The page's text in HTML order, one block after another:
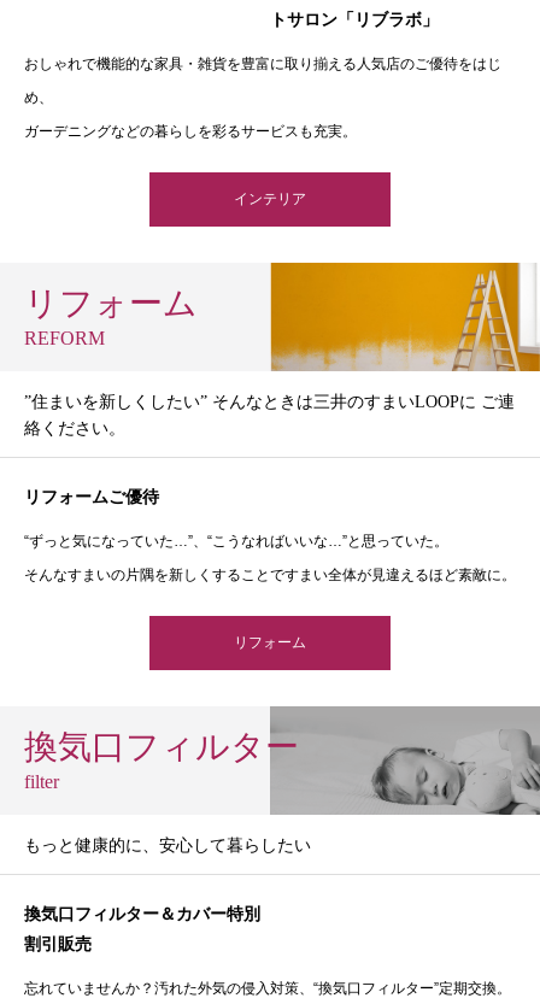
トサロン「リブラボ」
おしゃれで機能的な家具・雑貨を豊富に取り揃える人気店のご優待をはじ
め、
ガーデニングなどの暮らしを彩るサービスも充実。
インテリア
リフォーム
REFORM
”住まいを新しくしたい” そんなときは三井のすまいLOOPに ご連
絡ください。
リフォームご優待
“ずっと気になっていた…”、“こうなればいいな…”と思っていた。
そんなすまいの片隅を新しくすることですまい全体が見違えるほど素敵に。
リフォーム
換気口フィルター
filter
もっと健康的に、安心して暮らしたい
換気口フィルター＆カバー特別
割引販売
忘れていませんか？汚れた外気の侵入対策、“換気口フィルター”定期交換。